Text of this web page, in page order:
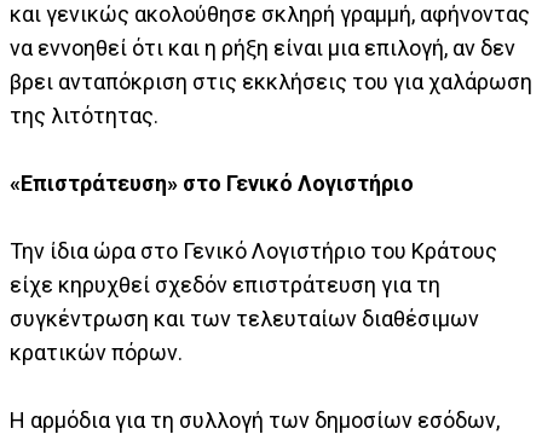
και γενικώς ακολούθησε σκληρή γραμμή, αφήνοντας
να εννοηθεί ότι και η ρήξη είναι μια επιλογή, αν δεν
βρει ανταπόκριση στις εκκλήσεις του για χαλάρωση
της λιτότητας.
«Επιστράτευση» στο Γενικό Λογιστήριο
Την ίδια ώρα στο Γενικό Λογιστήριο του Κράτους
είχε κηρυχθεί σχεδόν επιστράτευση για τη
συγκέντρωση και των τελευταίων διαθέσιμων
κρατικών πόρων.
Η αρμόδια για τη συλλογή των δημοσίων εσόδων,